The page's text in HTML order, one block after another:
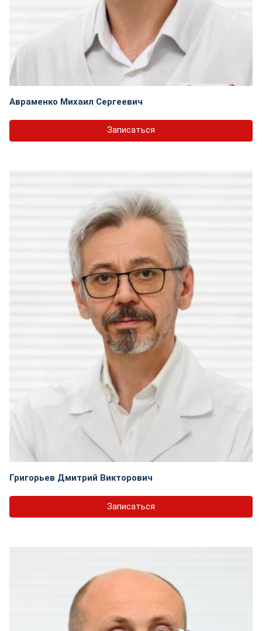
Авраменко Михаил Сергеевич
Записаться
Григорьев Дмитрий Викторович
Записаться